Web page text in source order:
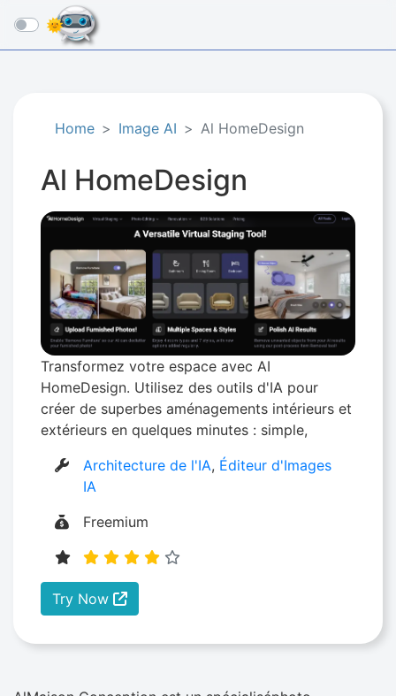
☰
Home Image AI Al HomeDesign
Al HomeDesign
Transformez votre espace avec AI
HomeDesign. Utilisez des outils d'IA pour
créer de superbes aménagements intérieurs et
extérieurs en quelques minutes : simple,
Architecture de l'IA, Éditeur d'Images
IA
Freemium
Try Now